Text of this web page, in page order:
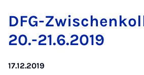
DFG-
20.-21.6.2019
17.12.2019